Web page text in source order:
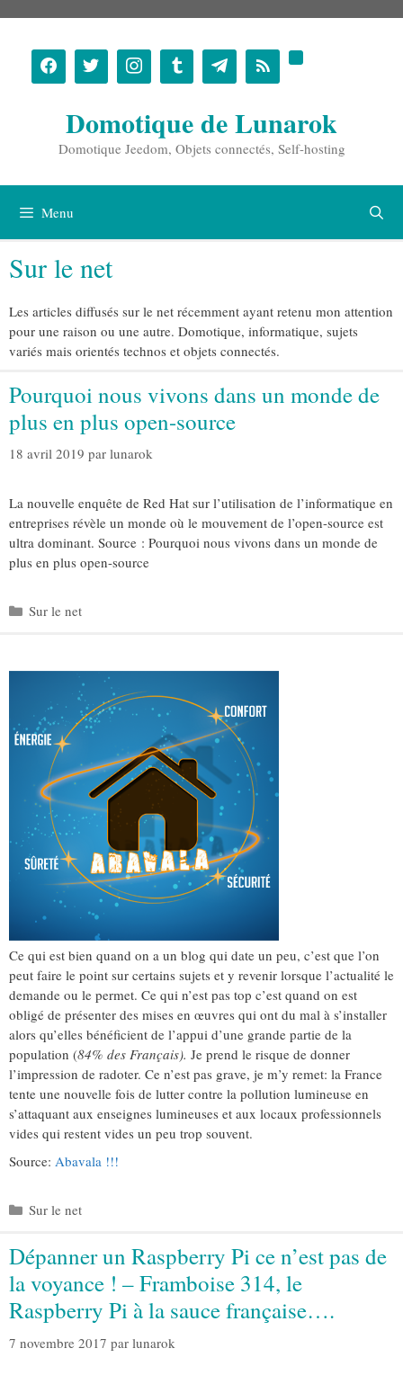
contenu
Domotique de Lunarok
Domotique Jeedom, Objets connectés, Self-hosting
Menu
Sur le net
Les articles diffusés sur le net récemment ayant retenu mon attention
pour une raison ou une autre. Domotique, informatique, sujets
variés mais orientés technos et objets connectés.
Pourquoi nous vivons dans un monde de
plus en plus open-source
18 avril 2019 par lunarok
La nouvelle enquête de Red Hat sur l’utilisation de l’informatique en
entreprises révèle un monde où le mouvement de l’open-source est
ultra dominant. Source : Pourquoi nous vivons dans un monde de
plus en plus open-source
Catégories
Sur le net
Ce qui est bien quand on a un blog qui date un peu, c’est que l’on
peut faire le point sur certains sujets et y revenir lorsque l’actualité le
demande ou le permet. Ce qui n’est pas top c’est quand on est
obligé de présenter des mises en œuvres qui ont du mal à s’installer
alors qu’elles bénéficient de l’appui d’une grande partie de la
population (84% des Français). Je prend le risque de donner
l’impression de radoter. Ce n’est pas grave, je m’y remet: la France
tente une nouvelle fois de lutter contre la pollution lumineuse en
s’attaquant aux enseignes lumineuses et aux locaux professionnels
vides qui restent vides un peu trop souvent.
Source: Abavala !!!
Catégories
Sur le net
Dépanner un Raspberry Pi ce n’est pas de
la voyance ! – Framboise 314, le
Raspberry Pi à la sauce française….
7 novembre 2017 par lunarok